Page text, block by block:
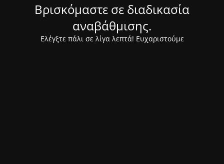
Βρισκόμαστε σε διαδικασία
αναβάθμισης.
Ελέγξτε πάλι σε λίγα λεπτά! Ευχαριστούμε